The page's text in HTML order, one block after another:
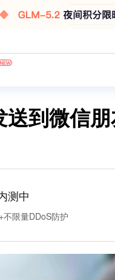
到微信朋
测中
限量DDoS防护